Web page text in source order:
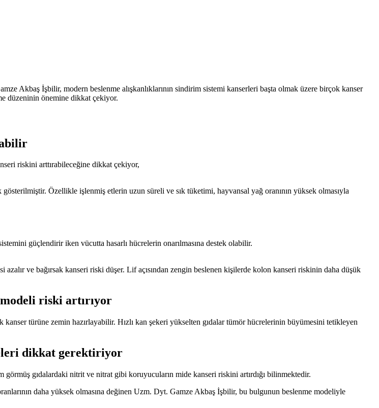
Akbaş İşbilir, modern beslenme alışkanlıklarının sindirim sistemi kanserleri başta olmak üzere birçok kanser
düzeninin önemine dikkat çekiyor.
riskini arttırabileceğine dikkat çekiyor,
Özellikle işlenmiş etlerin uzun süreli ve sık tüketimi, hayvansal yağ oranının yüksek olmasıyla
güçlendirir iken vücutta hasarlı hücrelerin onarılmasına destek olabilir.
ve bağırsak kanseri riski düşer. Lif açısından zengin beslenen kişilerde kolon kanseri riskinin daha düşük
modeli riski artırıyor
türüne zemin hazırlayabilir. Hızlı kan şekeri yükselten gıdalar tümör hücrelerinin büyümesini tetikleyen
dikkat gerektiriyor
gıdalardaki nitrit ve nitrat gibi koruyucuların mide kanseri riskini artırdığı bilinmektedir.
daha yüksek olmasına değinen Uzm. Dyt. Gamze Akbaş İşbilir, bu bulgunun beslenme modeliyle